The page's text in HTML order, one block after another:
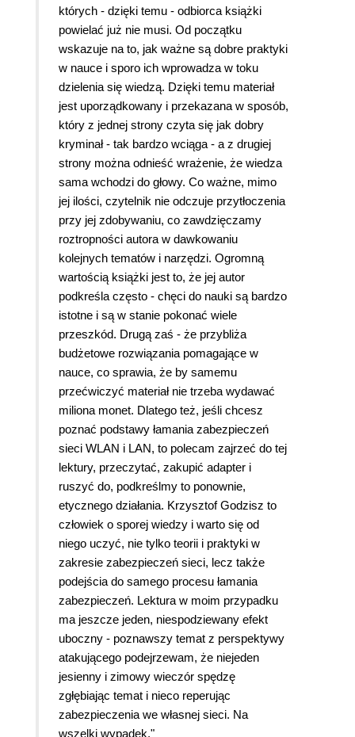
których - dzięki temu - odbiorca książki
powielać już nie musi. Od początku
wskazuje na to, jak ważne są dobre praktyki
w nauce i sporo ich wprowadza w toku
dzielenia się wiedzą. Dzięki temu materiał
jest uporządkowany i przekazana w sposób,
który z jednej strony czyta się jak dobry
kryminał - tak bardzo wciąga - a z drugiej
strony można odnieść wrażenie, że wiedza
sama wchodzi do głowy. Co ważne, mimo
jej ilości, czytelnik nie odczuje przytłoczenia
przy jej zdobywaniu, co zawdzięczamy
roztropności autora w dawkowaniu
kolejnych tematów i narzędzi. Ogromną
wartością książki jest to, że jej autor
podkreśla często - chęci do nauki są bardzo
istotne i są w stanie pokonać wiele
przeszkód. Drugą zaś - że przybliża
budżetowe rozwiązania pomagające w
nauce, co sprawia, że by samemu
przećwiczyć materiał nie trzeba wydawać
miliona monet. Dlatego też, jeśli chcesz
poznać podstawy łamania zabezpieczeń
sieci WLAN i LAN, to polecam zajrzeć do tej
lektury, przeczytać, zakupić adapter i
ruszyć do, podkreślmy to ponownie,
etycznego działania. Krzysztof Godzisz to
człowiek o sporej wiedzy i warto się od
niego uczyć, nie tylko teorii i praktyki w
zakresie zabezpieczeń sieci, lecz także
podejścia do samego procesu łamania
zabezpieczeń. Lektura w moim przypadku
ma jeszcze jeden, niespodziewany efekt
uboczny - poznawszy temat z perspektywy
atakującego podejrzewam, że niejeden
jesienny i zimowy wieczór spędzę
zgłębiając temat i nieco reperując
zabezpieczenia we własnej sieci. Na
wszelki wypadek."